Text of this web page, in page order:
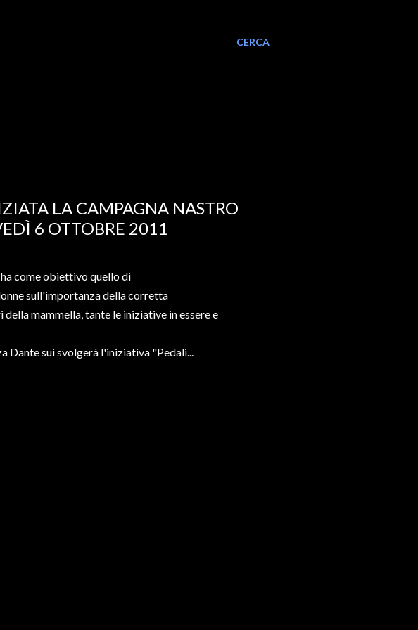
CERCA
LA CAMPAGNA NASTRO
6 OTTOBRE 2011
come obiettivo quello di
sull'importanza della corretta
mammella, tante le iniziative in essere e
Dante sui svolgerà l'iniziativa "Pedali...